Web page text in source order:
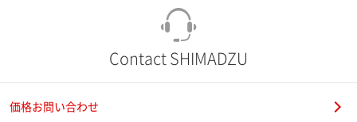
Contact SHIMADZU
価格お問い合わせ